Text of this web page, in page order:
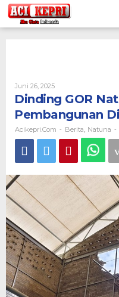
Lewati
ke
konten
Juni 26, 2025Oleh
Acikepri.com
Dinding GOR
Pembangunan
Acikepri.com - Berita Natuna -